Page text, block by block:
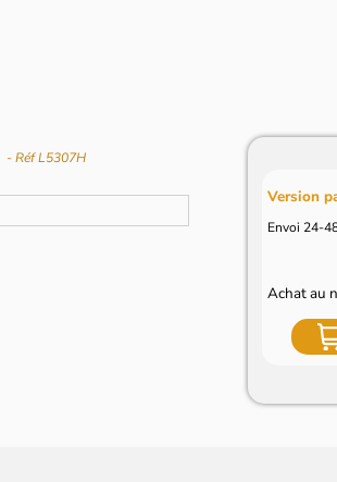
- Réf L5307H
Version
Envoi 24-
Achat au